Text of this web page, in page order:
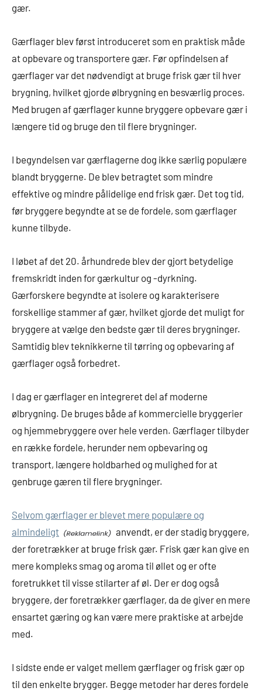
gær.
Gærflager blev først introduceret som en praktisk måde
at opbevare og transportere gær. Før opfindelsen af
gærflager var det nødvendigt at bruge frisk gær til hver
brygning, hvilket gjorde ølbrygning en besværlig proces.
Med brugen af gærflager kunne bryggere opbevare gær i
længere tid og bruge den til flere brygninger.
I begyndelsen var gærflagerne dog ikke særlig populære
blandt bryggerne. De blev betragtet som mindre
effektive og mindre pålidelige end frisk gær. Det tog tid,
før bryggere begyndte at se de fordele, som gærflager
kunne tilbyde.
I løbet af det 20. århundrede blev der gjort betydelige
fremskridt inden for gærkultur og -dyrkning.
Gærforskere begyndte at isolere og karakterisere
forskellige stammer af gær, hvilket gjorde det muligt for
bryggere at vælge den bedste gær til deres brygninger.
Samtidig blev teknikkerne til tørring og opbevaring af
gærflager også forbedret.
I dag er gærflager en integreret del af moderne
ølbrygning. De bruges både af kommercielle bryggerier
og hjemmebryggere over hele verden. Gærflager tilbyder
en række fordele, herunder nem opbevaring og
transport, længere holdbarhed og mulighed for at
genbruge gæren til flere brygninger.
Selvom gærflager er blevet mere populære og
almindeligt
anvendt, er der stadig bryggere,
der foretrækker at bruge frisk gær. Frisk gær kan give en
mere kompleks smag og aroma til øllet og er ofte
foretrukket til visse stilarter af øl. Der er dog også
bryggere, der foretrækker gærflager, da de giver en mere
ensartet gæring og kan være mere praktiske at arbejde
med.
I sidste ende er valget mellem gærflager og frisk gær op
til den enkelte brygger. Begge metoder har deres fordele